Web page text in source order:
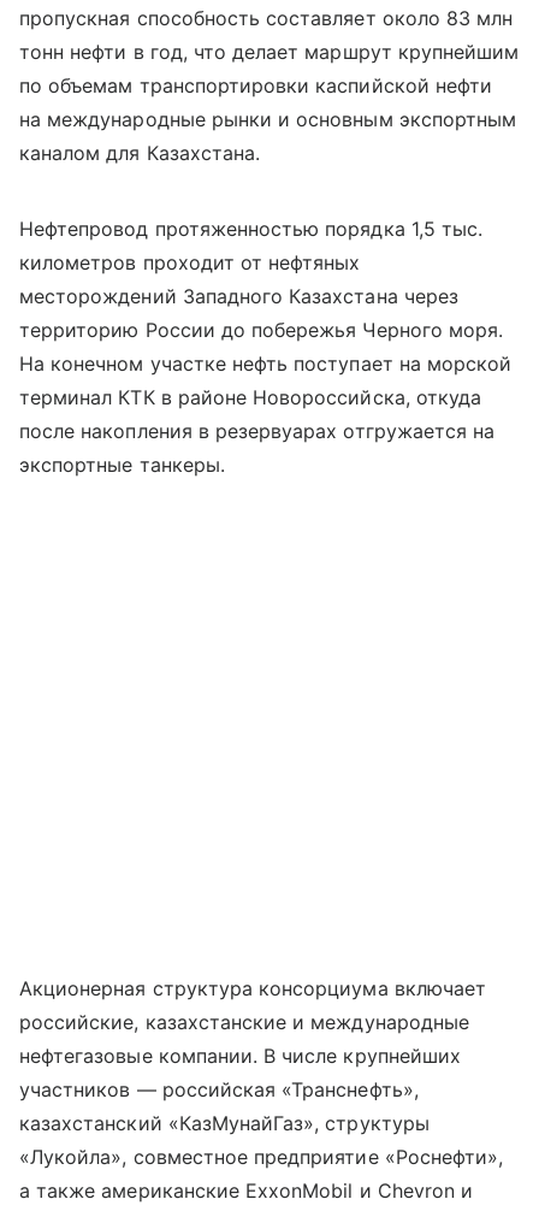
пропускная способность составляет около 83 млн
тонн нефти в год, что делает маршрут крупнейшим
по объемам транспортировки каспийской нефти
на международные рынки и основным экспортным
каналом для Казахстана.
Нефтепровод протяженностью порядка 1,5 тыс.
километров проходит от нефтяных
месторождений Западного Казахстана через
территорию России до побережья Черного моря.
На конечном участке нефть поступает на морской
терминал КТК в районе Новороссийска, откуда
после накопления в резервуарах отгружается на
экспортные танкеры.
Акционерная структура консорциума включает
российские, казахстанские и международные
нефтегазовые компании. В числе крупнейших
участников — российская «Транснефть»,
казахстанский «КазМунайГаз», структуры
«Лукойла», совместное предприятие «Роснефти»,
а также американские ExxonMobil и Chevron и